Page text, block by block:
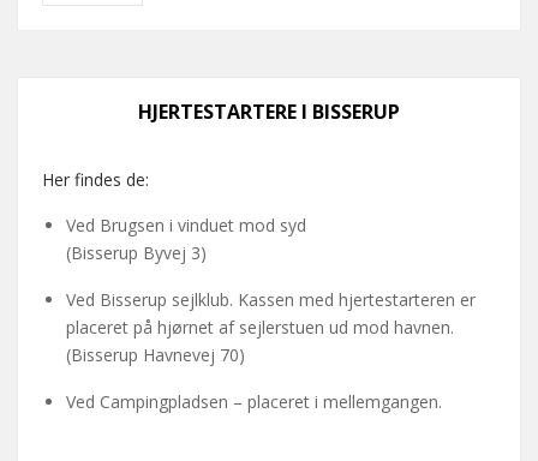
HJERTESTARTERE I BISSERUP
Her findes de:
Ved Brugsen i vinduet mod syd
(Bisserup Byvej 3)
Ved Bisserup sejlklub. Kassen med hjertestarteren er
placeret på hjørnet af sejlerstuen ud mod havnen.
(Bisserup Havnevej 70)
Ved Campingpladsen – placeret i mellemgangen.